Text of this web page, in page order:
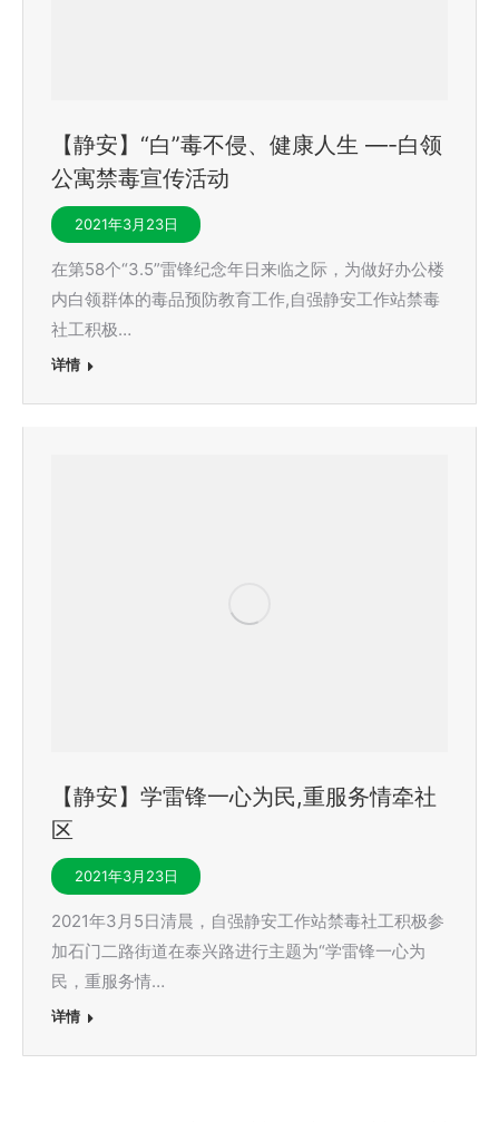
【静安】“白”毒不侵、健康人生 —-白领
公寓禁毒宣传活动
2021年3月23日
在第58个“3.5”雷锋纪念年日来临之际，为做好办公楼
内白领群体的毒品预防教育工作,自强静安工作站禁毒
社工积极…
详情
【静安】学雷锋一心为民,重服务情牵社
区
2021年3月23日
2021年3月5日清晨，自强静安工作站禁毒社工积极参
加石门二路街道在泰兴路进行主题为“学雷锋一心为
民，重服务情…
详情